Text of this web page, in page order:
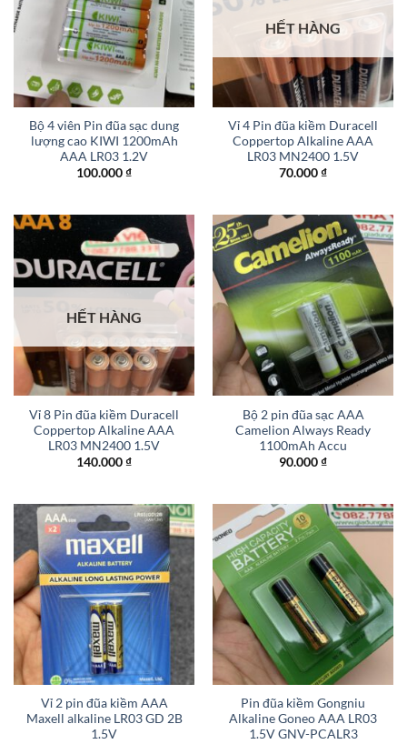
Bộ 4 viên Pin đũa sạc dung
lượng cao KIWI 1200mAh
AAA LR03 1.2V
100.000₫
HẾT HÀNG
Vỉ 4 Pin đũa kiềm Duracell
Coppertop Alkaline AAA
LR03 MN2400 1.5V
70.000₫
HẾT HÀNG
Vỉ 8 Pin đũa kiềm Duracell
Coppertop Alkaline AAA
LR03 MN2400 1.5V
140.000₫
Bộ 2 pin đũa sạc AAA
Camelion Always Ready
1100mAh Accu
90.000₫
Vỉ 2 pin đũa kiềm AAA
Maxell alkaline LR03 GD 2B
1.5V
Pin đũa kiềm Gongniu
Alkaline Goneo AAA LR03
1.5V GNV-PCALR3